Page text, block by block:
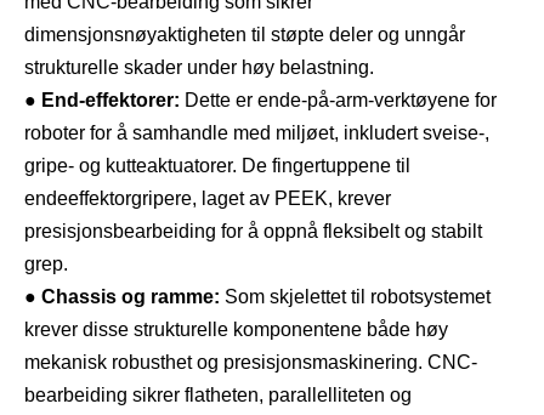
dimensjonsnøyaktigheten til støpte deler og unngår
strukturelle skader under høy belastning.
● End-effektorer: Dette er ende-på-arm-verktøyene for
roboter for å samhandle med miljøet, inkludert sveise-,
gripe- og kutteaktuatorer. De fingertuppene til
endeeffektorgripere, laget av PEEK, krever
presisjonsbearbeiding for å oppnå fleksibelt og stabilt
grep.
● Chassis og ramme: Som skjelettet til robotsystemet
krever disse strukturelle komponentene både høy
mekanisk robusthet og presisjonsmaskinering. CNC-
bearbeiding sikrer flatheten, parallelliteten og